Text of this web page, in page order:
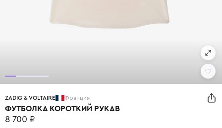
ZADIG & VOLTAIRE Франция
ФУТБОЛКА КОРОТКИЙ РУКАВ
8 700 ₽